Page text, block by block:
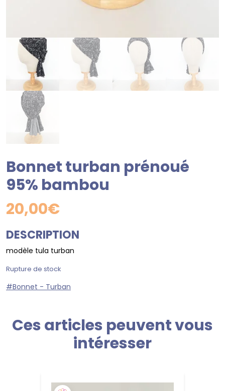
Bonnet turban prénoué
95% bambou
20,00€
DESCRIPTION
modèle tula turban
Rupture de stock
#Bonnet - Turban
Ces articles peuvent vous
intéresser